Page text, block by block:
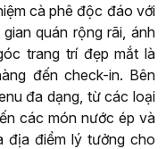
cà phê độc đáo với
quán rộng rãi, ánh
trang trí đẹp mắt là
đến check-in. Bên
đa dạng, từ các loại
các món nước ép và
địa điểm lý tưởng cho